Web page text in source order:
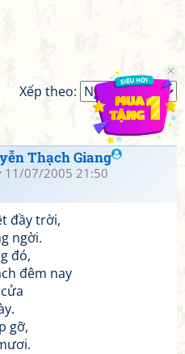
Xếp theo:
Thạch Giang
11/07/2005 21:50
đầy trời,
ngời.
đó,
đêm nay
gỡ,